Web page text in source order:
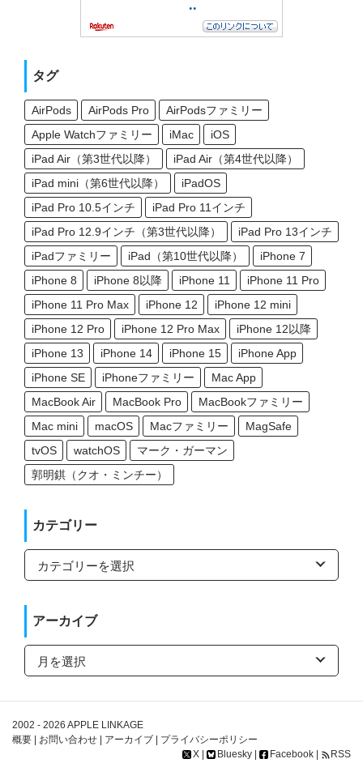
タグ
AirPods AirPods Pro
AirPodsファミリー
Apple Watchファミリー
iMac
iOS
iPad Air（第3世代以降）
iPad Air（第4世代以降）
iPad mini（第6世代以降）
iPadOS
iPad Pro 10.5インチ
iPad Pro 11インチ
iPad Pro 12.9インチ（第3世代以降）
iPad Pro 13インチ
iPadファミリー
iPad（第10世代以降）
iPhone 7
iPhone 8
iPhone 8以降 iPhone 11
iPhone 11 Pro
iPhone 11 Pro Max
iPhone 12
iPhone 12 mini
iPhone 12 Pro
iPhone 12 Pro Max
iPhone 12以降
iPhone 13
iPhone 14 iPhone 15
iPhone App
iPhone SE
iPhoneファミリー
Mac App
MacBook Air
MacBook Pro
MacBookファミリー
Mac mini
macOS Macファミリー
MagSafe
tvOS
watchOS
マーク・ガーマン
郭明錤（クオ・ミンチー）
カテゴリー
カ
ゴ
ー
アーカイブ
ア
カ
ブ
2002 - 2026 APPLE LINKAGE
概要
お問い合わせ アーカイブ
プライバシーポリシー
X
Bluesky Facebook RSS